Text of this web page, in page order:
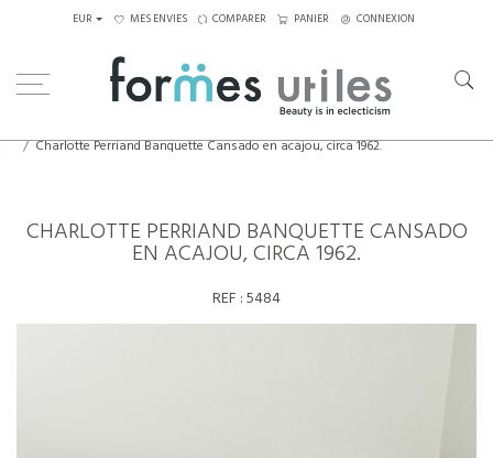
EUR MES ENVIES COMPARER PANIER CONNEXION
Charlotte Perriand Banquette Cansado en acajou, circa 1962.
CHARLOTTE PERRIAND BANQUETTE CANSADO
EN ACAJOU, CIRCA 1962.
REF :5484